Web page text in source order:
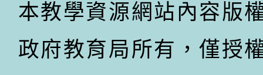
本教學資源網站內容版
政府教育局所有，僅授